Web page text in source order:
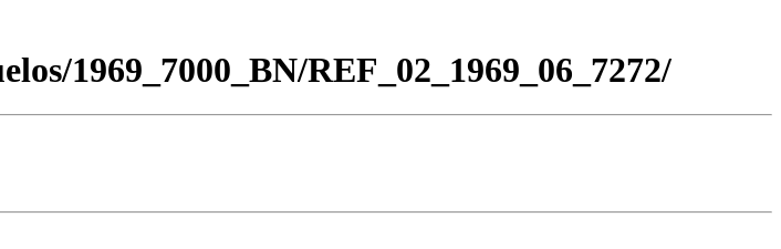
1969_7000_BN/REF_02_1969_06_7272/